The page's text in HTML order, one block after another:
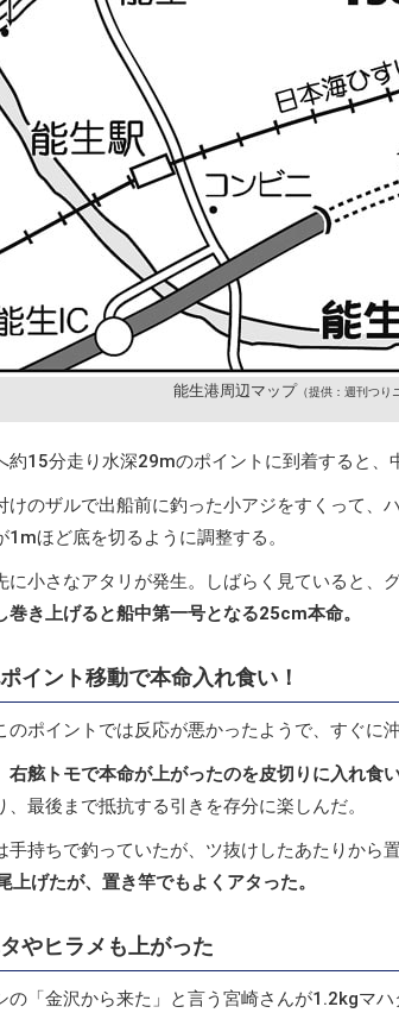
能生港周辺マップ （提供：週刊つり
約15分走り水深29mのポイントに到着すると、
けのザルで出船前に釣った小アジをすくって、
1mほど底を切るように調整する。
に小さなアタリが発生。しばらく見ていると、
巻き上げると船中第一号となる25cm本命。
イント移動で本命入れ食い！
のポイントでは反応が悪かったようで、すぐに
右舷トモで本命が上がったのを皮切りに入れ食い
、最後まで抵抗する引きを存分に楽しんだ。
手持ちで釣っていたが、ツ抜けしたあたりから
上げたが、置き竿でもよくアタった。
やヒラメも上がった
の「金沢から来た」と言う宮崎さんが1.2kgマ